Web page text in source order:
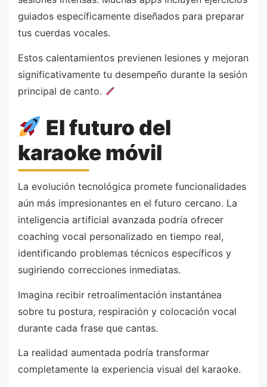
guiados específicamente diseñados para preparar
tus cuerdas vocales.
Estos calentamientos previenen lesiones y mejoran
significativamente tu desempeño durante la sesión
principal de canto.
El futuro del
karaoke móvil
La evolución tecnológica promete funcionalidades
aún más impresionantes en el futuro cercano. La
inteligencia artificial avanzada podría ofrecer
coaching vocal personalizado en tiempo real,
identificando problemas técnicos específicos y
sugiriendo correcciones inmediatas.
Imagina recibir retroalimentación instantánea
sobre tu postura, respiración y colocación vocal
durante cada frase que cantas.
La realidad aumentada podría transformar
completamente la experiencia visual del karaoke.